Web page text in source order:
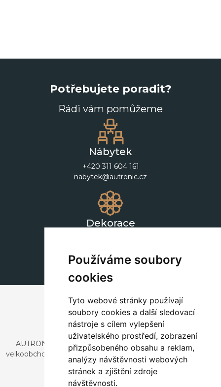
Používáme soubory
cookies
Tyto webové stránky používají
soubory cookies a další sledovací
nástroje s cílem vylepšení
uživatelského prostředí, zobrazení
přizpůsobeného obsahu a reklam,
analýzy návštěvnosti webových
stránek a zjištění zdroje
návštěvnosti.
Potřebujete poradit?
Rádi vám pomůžeme
Nábytek
+420 311 604 161
nabytek@autronic.cz
Dekorace
AUTRONIC, s.r.o. je společnost zabývající se dovozem a
velkoobchodním prodejem designového i stylového nábytku
a dekorací.
Česká republika